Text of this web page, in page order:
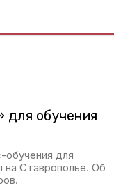
для обучения
обучения для
на Ставрополье. Об